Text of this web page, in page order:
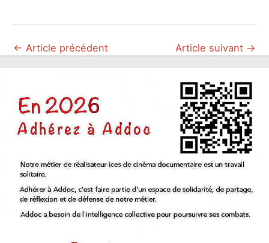
← Article précédent Article suivant →